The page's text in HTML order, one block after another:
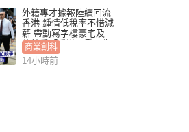
外籍專才據報陸續回流
香港 鍾情低稅率不惜減
薪 帶動寫字樓豪宅及學
位競爭「香港已重現生
機」
商業創科
14小時前